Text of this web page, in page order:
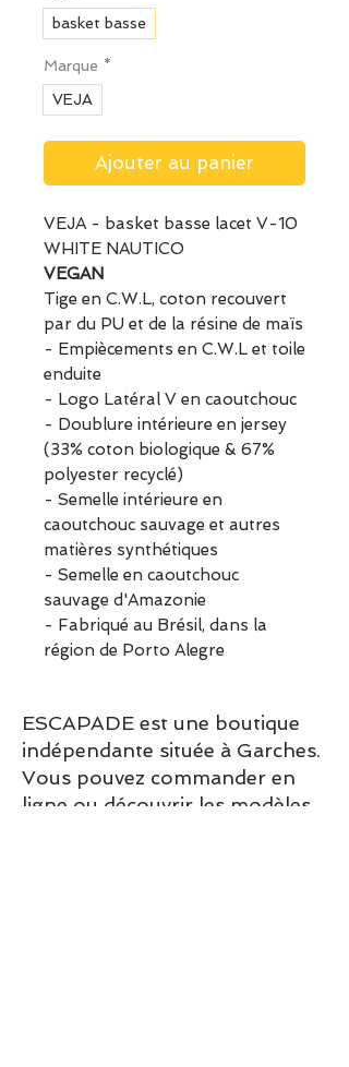
basket basse
Marque *
VEJA
Ajouter au panier
VEJA - basket basse lacet V-10
WHITE NAUTICO
VEGAN
Tige en C.W.L, coton recouvert
par du PU et de la résine de maïs
- Empiècements en C.W.L et toile
enduite
- Logo Latéral V en caoutchouc
- Doublure intérieure en jersey
(33% coton biologique & 67%
polyester recyclé)
- Semelle intérieure en
caoutchouc sauvage et autres
matières synthétiques
- Semelle en caoutchouc
sauvage d'Amazonie
- Fabriqué au Brésil, dans la
région de Porto Alegre
ESCAPADE est une boutique
indépendante située à Garches.
Vous pouvez commander en
ligne ou découvrir les modèles